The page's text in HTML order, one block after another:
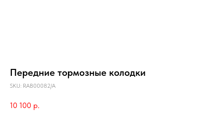
Передние тормозные колодки
SKU: RAB00082/A
10 100 р.